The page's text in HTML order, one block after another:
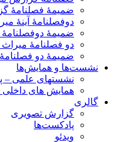
ضمیمۀ فصلنامۀ
دوفصلنامۀ آینۀ
ضمیمۀ دوفصلنامۀ
دو فصلنامۀ میراث
ضمیمۀ دو
نشست‌ها و همایش‌ها
نشستهای علمی –
همایش های داخلی
گالری
گزارش تصویری
پادکست‌ها
ویدئو